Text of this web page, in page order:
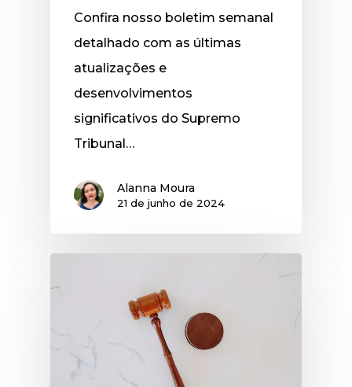
Confira nosso boletim semanal
detalhado com as últimas
atualizações e
desenvolvimentos
significativos do Supremo
Tribunal…
Alanna Moura
21 de junho de 2024